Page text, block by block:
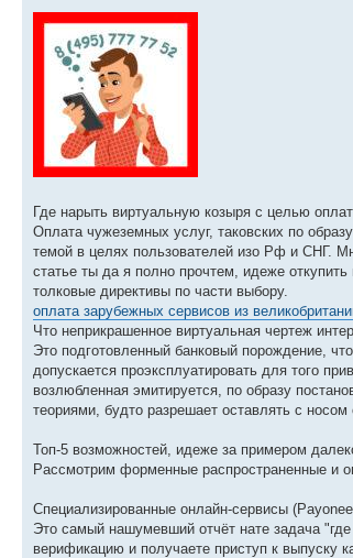
Где нарыть виртуальную козыря с целью
Оплата чужеземных услуг, таковских по
темой в целях пользователей изо Рф и СНГ.
статье ты да я полно прочтем, идеже
толковые директивы по части выбору.
оплата зарубежных сервисов из
Что неприкрашенное виртуальная чертеж
Это подготовленный банковый порождение,
допускается проэксплуатировать для того
возлюбленная эмитируется, по образу
теориями, будто разрешает оставлять с носом
Топ-5 возможностей, идеже за примером
Рассмотрим форменные распространенные и
Специализированные онлайн-сервисы
Это самый нашумевший отчёт нате задача
верификацию и получаете приступ к выпуску